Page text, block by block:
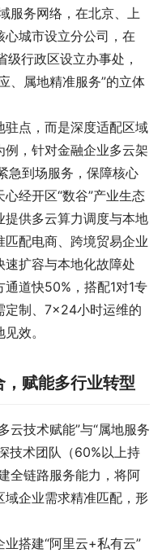
服务网络，在北京、上
城市设立分公司，在
行政区设立办事处，
、属地精准服务”的立体
驻点，而是深度适配区域
，针对金融企业多云架
急到场服务，保障核心
经开区“数谷”产业生态
供多云算力调度与本地
配电商、跨境贸易企业
扩容与本地化故障处
道快50%，搭配1对1专
定制、7×24小时运维的
效。
赋能多行业转型
云技术赋能”与“属地服务
技术团队（60%以上持
全链路服务能力，将阿
域企业需求精准匹配，形
搭建“阿里云+私有云”